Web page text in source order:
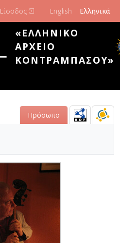
Είσοδος English Ελληνικά
«ΕΛΛΗΝΙΚΌ
ΑΡΧΕΊΟ
ΚΟΝΤΡΑΜΠΆΣΟΥ»
Πρόσωπο